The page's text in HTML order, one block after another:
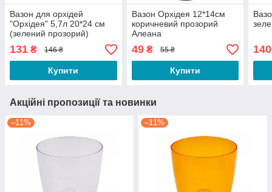
Вазон для орхідей
"Орхідея" 5,7л 20*24 см
(зелений прозорий)
131 ₴ 146 ₴
Купити
Вазон Орхідея 12*14см
коричневий прозорий
Алеана
49₴ 55 ₴
Купити
140
Акційні пропозиції та новинки
–11% –11%